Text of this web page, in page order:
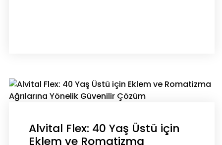
Alvital Flex: 40 Yaş Üstü için
Eklem ve Romatizma